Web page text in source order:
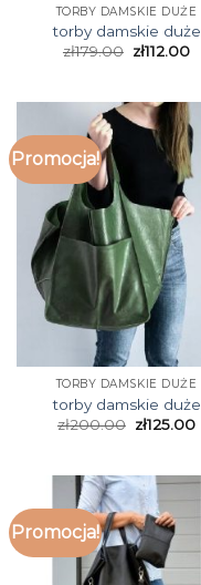
TORBY DAMSKIE DUŻE
torby damskie duże
zł179.00 zł112.00
Promocja!
TORBY DAMSKIE DUŻE
torby damskie duże
zł200.00 zł125.00
Promocja!